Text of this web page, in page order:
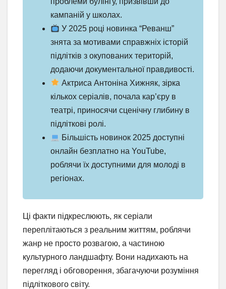
кампаній у школах.
У 2025 році новинка “Реванш”
знята за мотивами справжніх історій
підлітків з окупованих територій,
додаючи документальної правдивості.
Актриса Антоніна Хижняк, зірка
кількох серіалів, почала кар’єру в
театрі, приносячи сценічну глибину в
підліткові ролі.
Більшість новинок 2025 доступні
онлайн безплатно на YouTube,
роблячи їх доступними для молоді в
регіонах.
Ці факти підкреслюють, як серіали
переплітаються з реальним життям, роблячи
жанр не просто розвагою, а частиною
культурного ландшафту. Вони надихають на
перегляд і обговорення, збагачуючи розуміння
підліткового світу.